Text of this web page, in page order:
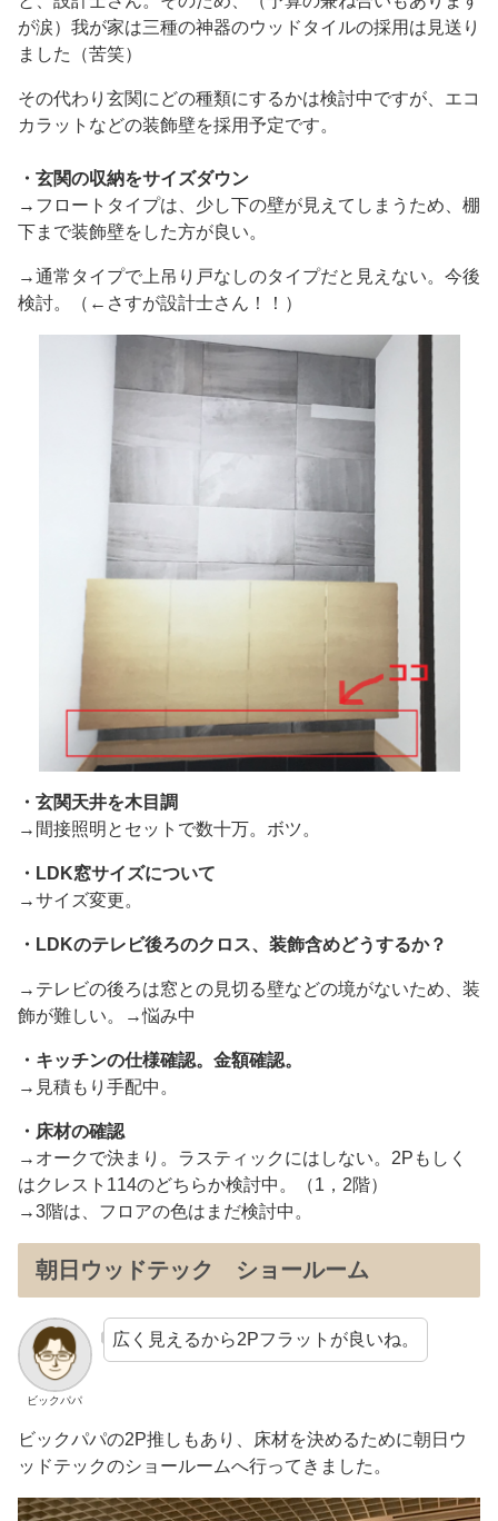
が涙）我が家は三種の神器のウッドタイルの採用は見送り
ました（苦笑）
その代わり玄関にどの種類にするかは検討中ですが、エコ
カラットなどの装飾壁を採用予定です。
・玄関の収納をサイズダウン
→フロートタイプは、少し下の壁が見えてしまうため、棚
下まで装飾壁をした方が良い。
→通常タイプで上吊り戸なしのタイプだと見えない。今後
検討。（←さすが設計士さん！！）
・玄関天井を木目調
→間接照明とセットで数十万。ボツ。
・LDK窓サイズについて
→サイズ変更。
・LDKのテレビ後ろのクロス、装飾含めどうするか？
→テレビの後ろは窓との見切る壁などの境がないため、装
飾が難しい。→悩み中
・キッチンの仕様確認。金額確認。
→見積もり手配中。
・床材の確認
→オークで決まり。ラスティックにはしない。2Pもしく
はクレスト114のどちらか検討中。（1，2階）
→3階は、フロアの色はまだ検討中。
朝日ウッドテック ショールーム
ビックパパ
広く見えるから2Pフラットが良いね。
ビックパパの2P推しもあり、床材を決めるために朝日ウ
ッドテックのショールームへ行ってきました。